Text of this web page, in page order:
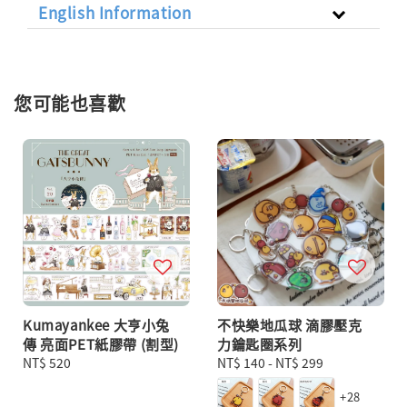
English Information
您可能也喜歡
Kumayankee 大亨小兔
傳 亮面PET紙膠帶 (割型)
Regular
NT$ 520
不快樂地瓜球 滴膠壓克
力鑰匙圈系列
Regular
price
NT$ 140 - NT$ 299
+28